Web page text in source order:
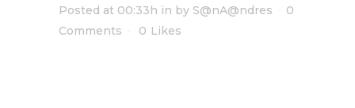
Posted at 00:33h in by S@nA@ndres
0
Comments
0 Likes